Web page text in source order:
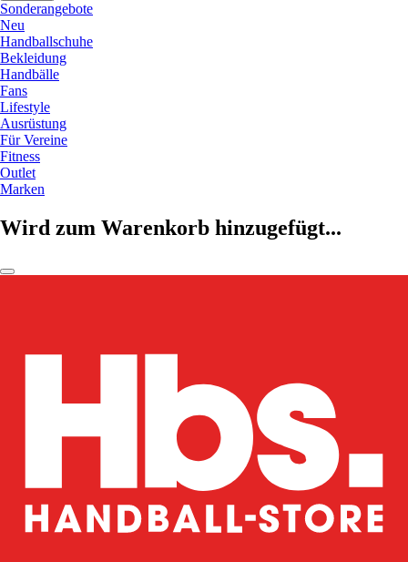
Sonderangebote
Neu
Handballschuhe
Bekleidung
Handbälle
Fans
Lifestyle
Ausrüstung
Für Vereine
Fitness
Outlet
Marken
Wird zum Warenkorb hinzugefügt...